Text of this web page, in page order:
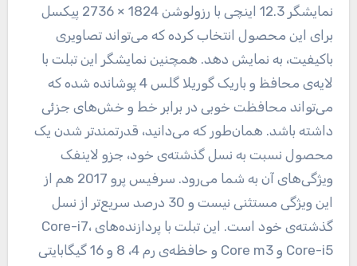
نمایشگر 12.3 اینچی با رزولوشن 1824 × 2736 پیکسل
برای این محصول انتخاب کرده که می‌تواند تصاویری
باکیفیت، به نمایش دهد. همچنین نمایشگر این تبلت با
لایه‌ی محافظ و باریک گوریلا گلس 4 پوشانده شده که
می‌تواند محافظت خوبی در برابر خط و خش‌های جزئی
داشته باشد. همان‌طور که می‌دانید، قدرتمندتر شدن یک
محصول نسبت به نسل گذشته‌ی خود، جزو لاینفک
ویژگی‌های آن به شما می‌رود. سرفیس پرو 2017 هم از
این ویژگی مستثنی نیست و 30 درصد سریع‌تر از نسل
گذشته‌ی خود است. این تبلت با پردازنده‌های Core-i7،
Core-i5 و Core m3 و حافظه‌ی رم 4، 8 و 16 گیگابایتی